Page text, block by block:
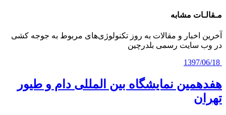
مـقالـات‌ مشابه
آخرین اخبار و مقالات به روز تکنولوژی‌های مربوط به جوجه کشی
در وب سایت رسمی بلدرچین
1397/06/18
هفدهمین نمایشگاه بین المللی دام و طیور
تهران